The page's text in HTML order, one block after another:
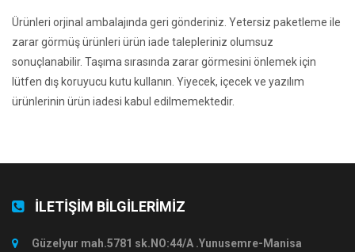
Ürünleri orjinal ambalajında geri gönderiniz. Yetersiz paketleme ile
zarar görmüş ürünleri ürün iade talepleriniz olumsuz
sonuçlanabilir. Taşıma sırasında zarar görmesini önlemek için
lütfen dış koruyucu kutu kullanın. Yiyecek, içecek ve yazılım
ürünlerinin ürün iadesi kabul edilmemektedir.
İLETİŞİM BİLGİLERİMİZ
Güzelyur mah.5781 sk.NO:44/A .Yunusemre-Manisa